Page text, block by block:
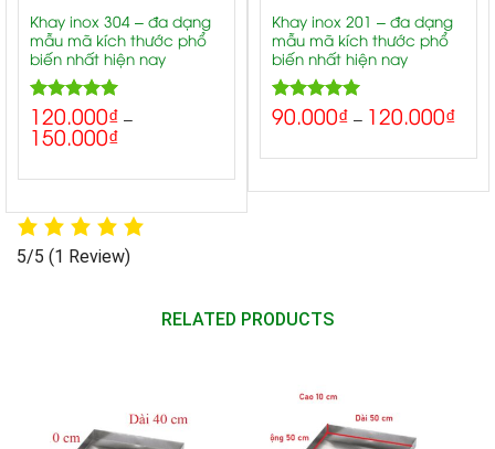
Khay inox 304 – đa dạng
mẫu mã kích thước phổ
biến nhất hiện nay
Rated5.00
out of 5
120.000₫ –
150.000₫
Khay inox 201 – đa dạng
mẫu mã kích thước phổ
biến nhất hiện nay
Rated5.00
out of 5
90.000₫ – 120.000₫
5/5 (1 Review)
RELATED PRODUCTS